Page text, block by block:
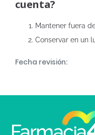
cuenta?
Mantener fuera
Conservar en un
Fecha revisión: